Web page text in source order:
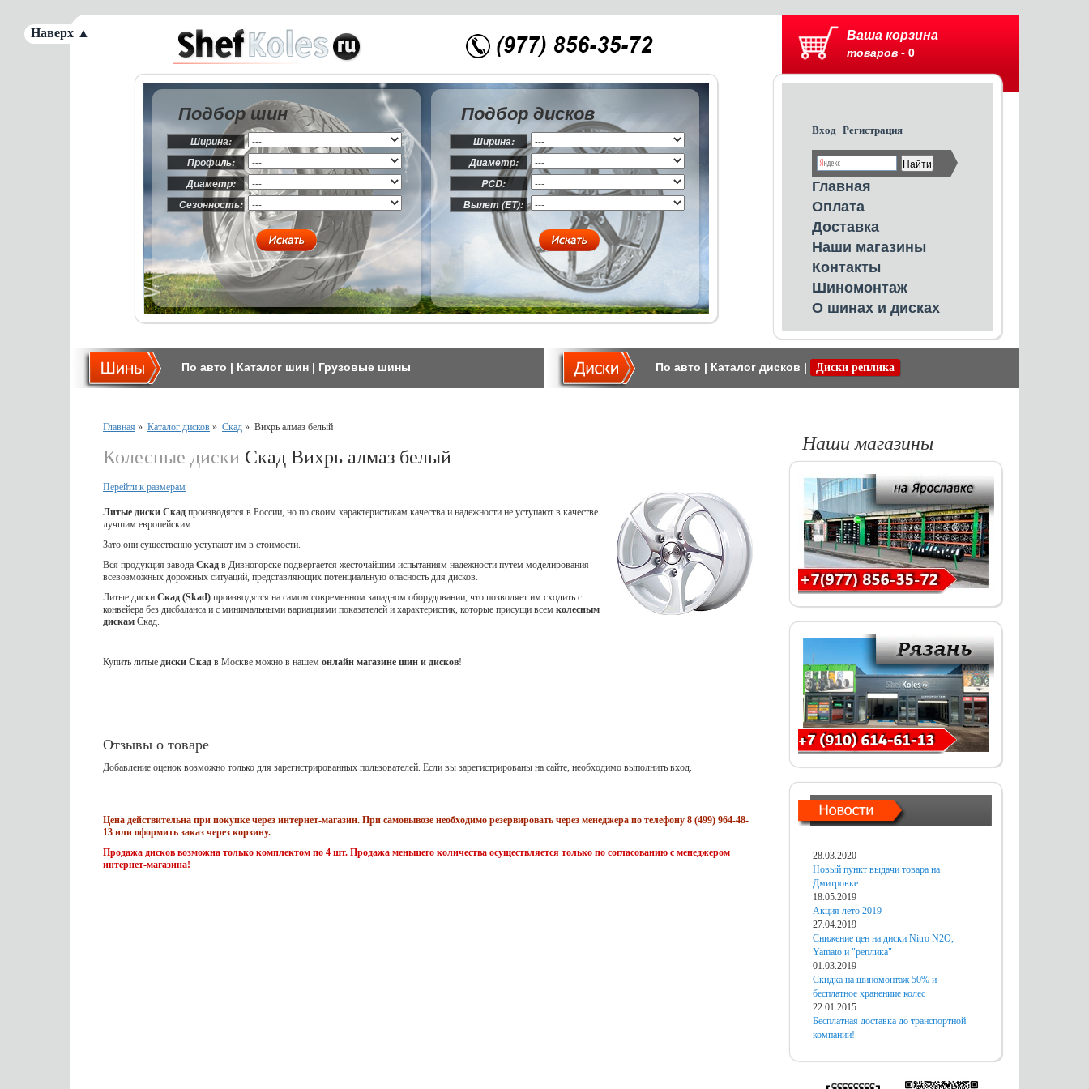
Ваша корзина
товаров - 0
Вход Регистрация
Главная
Оплата
Доставка
Наши магазины
Контакты
Шиномонтаж
О шинах и дисках
Подбор шин
Ширина:
Профиль:
Диаметр:
Сезонность:
Подбор дисков
Ширина:
Диаметр:
PCD:
Вылет (ET):
По авто | Каталог шин | Грузовые шины По авто | Каталог дисков | Диски реплика
Главная » Каталог дисков » Скад » Вихрь алмаз белый
Колесные диски Скад Вихрь алмаз белый
Перейти к размерам
Литые диски Скад производятся в России, но по своим характеристикам качества и надежности не уступают в качестве
лучшим европейским.
Зато они существенно уступают им в стоимости.
Вся продукция завода Скад в Дивногорске подвергается жесточайшим испытаниям надежности путем моделирования
всевозможных дорожных ситуаций, представляющих потенциальную опасность для дисков.
Литые диски Скад (Skad) производятся на самом современном западном оборудовании, что позволяет им сходить с
конвейера без дисбаланса и с минимальными вариациями показателей и характеристик, которые присущи всем колесным
дискам Скад.
Купить литые диски Скад в Москве можно в нашем онлайн магазине шин и дисков!
Отзывы о товаре
Добавление оценок возможно только для зарегистрированных пользователей. Если вы зарегистрированы на сайте, необходимо выполнить вход.
Цена действительна при покупке через интернет-магазин. При самовывозе необходимо резервировать через менеджера по телефону 8 (499) 964-48-
13 или оформить заказ через корзину.
Продажа дисков возможна только комплектом по 4 шт. Продажа меньшего количества осуществляется только по согласованию с менеджером
интернет-магазина!
Наши магазины
28.03.2020
Новый пункт выдачи товара на
Дмитровке
18.05.2019
Акция лето 2019
27.04.2019
Снижение цен на диски Nitro N2O,
Yamato и "реплика"
01.03.2019
Скидка на шиномонтаж 50% и
бесплатное хранениие колес
22.01.2015
Бесплатная доставка до транспортной
компании!
Наверх ▲